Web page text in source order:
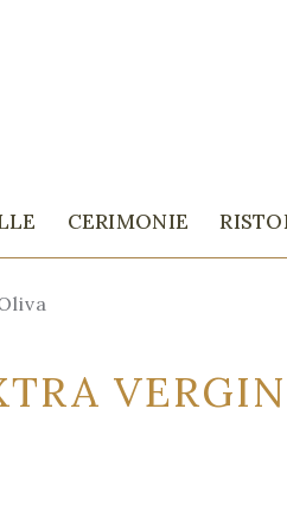
CERIMONIE